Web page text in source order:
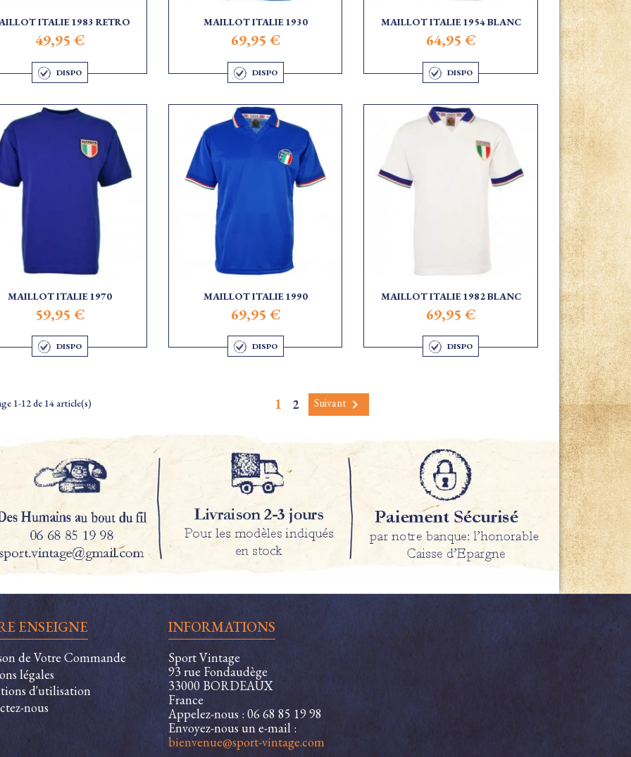
ITALIE 1983 RETRO
49,95 €
DISPO
MAILLOT ITALIE 1930
69,95 €
DISPO
MAILLOT ITALIE 1954 BLANC
64,95 €
DISPO
MAILLOT ITALIE 1970
59,95 €
DISPO
MAILLOT ITALIE 1990
69,95 €
DISPO
MAILLOT ITALIE 1982 BLANC
69,95 €
DISPO
1-12 de 14 article(s) 1 2 Suivant
ENSEIGNE
de Votre Commande
légales
d'utilisation
nous
INFORMATIONS
Sport Vintage
93 rue Fondaudège
33000 BORDEAUX
France
Appelez-nous : 06 68 85 19 98
Envoyez-nous un e-mail :
bienvenue@sport-vintage.com